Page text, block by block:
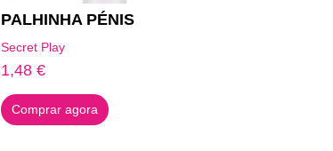
PALHINHA PÉNIS
Secret Play
1,48€
Comprar agora